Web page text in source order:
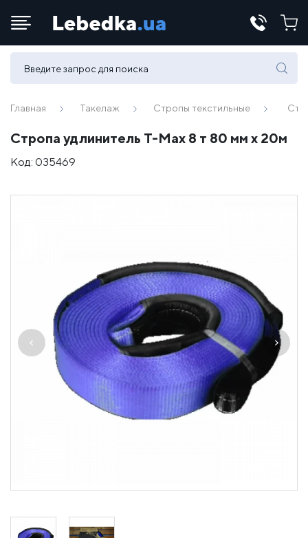
Телефоны:
(067) 430 82-15
Главная Такелаж Стропы текстильные
Стропа удлинитель T-Max 8 т 80 мм х 20м
Код: 035469